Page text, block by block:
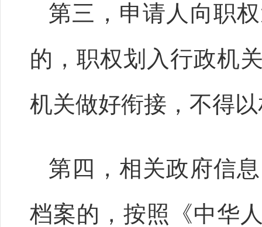
第三，申请人向职
的，职权划入行政机
机关做好衔接，不得
第四，相关政府信
档案的，按照《中华